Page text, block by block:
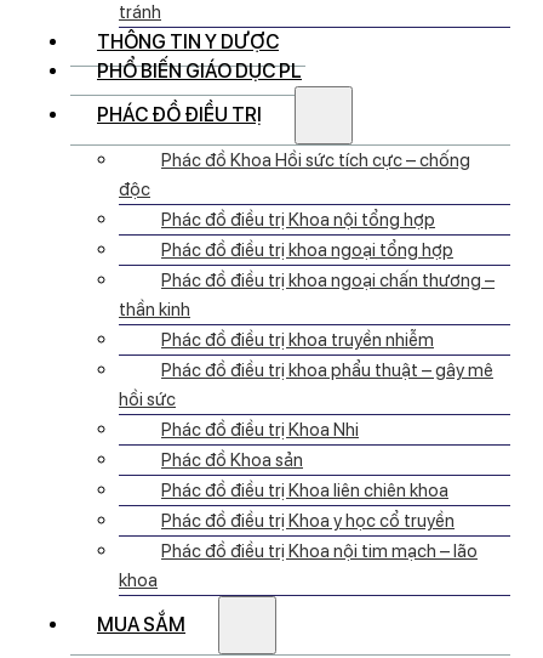
tránh
THÔNG TIN Y DƯỢC
PHỔ BIẾN GIÁO DỤC PL
PHÁC ĐỒ ĐIỀU TRỊ
Phác đồ Khoa Hồi sức tích cực – chống
độc
Phác đồ điều trị Khoa nội tổng hợp
Phác đồ điều trị khoa ngoại tổng hợp
Phác đồ điều trị khoa ngoại chấn thương –
thần kinh
Phác đồ điều trị khoa truyền nhiễm
Phác đồ điều trị khoa phẩu thuật – gây mê
hồi sức
Phác đồ điều trị Khoa Nhi
Phác đồ Khoa sản
Phác đồ điều trị Khoa liên chiên khoa
Phác đồ điều trị Khoa y học cổ truyền
Phác đồ điều trị Khoa nội tim mạch – lão
khoa
MUA SẮM